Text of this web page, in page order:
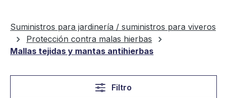
Suministros para jardinería / suministros para viveros
Protección contra malas hierbas
Mallas tejidas y mantas antihierbas
Filtro